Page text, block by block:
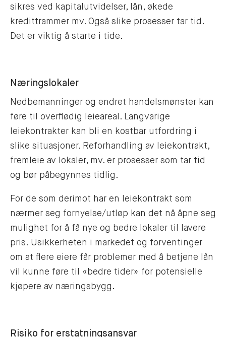
sikres ved kapitalutvidelser, lån, økede
kredittrammer mv. Også slike prosesser tar tid.
Det er viktig å starte i tide.
Næringslokaler
Nedbemanninger og endret handelsmønster kan
føre til overflødig leieareal. Langvarige
leiekontrakter kan bli en kostbar utfordring i
slike situasjoner. Reforhandling av leiekontrakt,
fremleie av lokaler, mv. er prosesser som tar tid
og bør påbegynnes tidlig.
For de som derimot har en leiekontrakt som
nærmer seg fornyelse/utløp kan det nå åpne seg
mulighet for å få nye og bedre lokaler til lavere
pris. Usikkerheten i markedet og forventinger
om at flere eiere får problemer med å betjene lån
vil kunne føre til «bedre tider» for potensielle
kjøpere av næringsbygg.
Risiko for erstatningsansvar